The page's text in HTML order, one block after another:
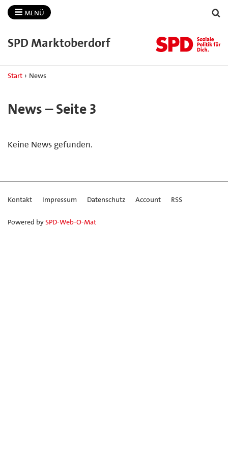
MENÜ
SPD Marktoberdorf
Start › News
News – Seite 3
Keine News gefunden.
Kontakt Impressum Datenschutz Account RSS
Powered bySPD-Web-O-Mat